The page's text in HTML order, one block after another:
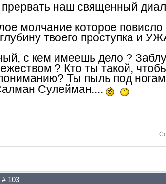
наш священный
молчание которое повисло
твоего проступка и
с кем имеешь дело ?
? Кто ты такой,
Ты пыль под
Сулейман....
# 103